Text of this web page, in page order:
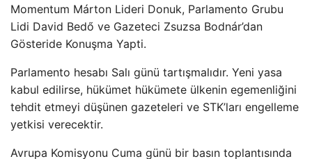
Momentum Márton Lideri Donuk, Parlamento Grubu
Lidi David Bedő ve Gazeteci Zsuzsa Bodnár’dan
Gösteride Konuşma Yapti.
Parlamento hesabı Salı günü tartışmalıdır. Yeni yasa
kabul edilirse, hükümet hükümete ülkenin egemenliğini
tehdit etmeyi düşünen gazeteleri ve STK’ları engelleme
yetkisi verecektir.
Avrupa Komisyonu Cuma günü bir basın toplantısında